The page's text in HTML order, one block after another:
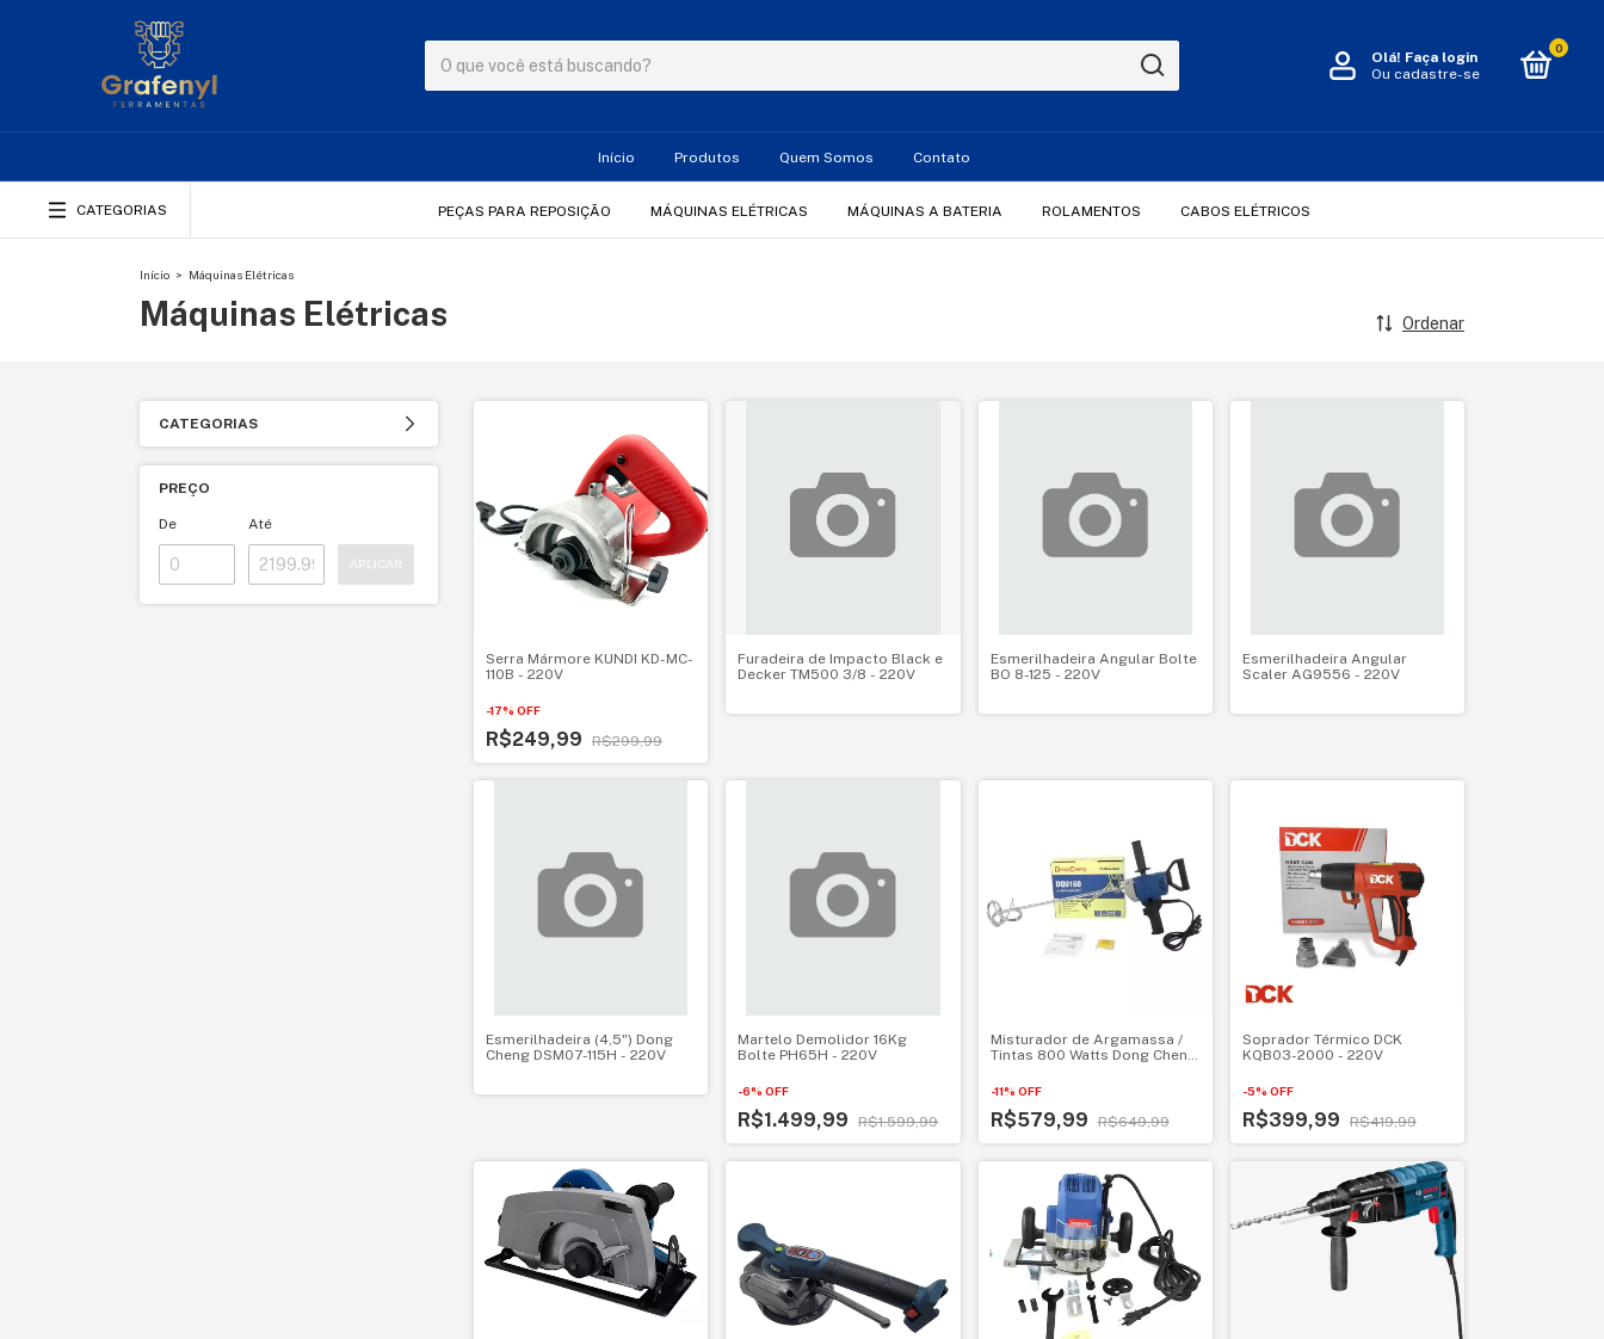
Olá! Faça login
Ou cadastre-se
0
Início Produtos Quem Somos Contato
CATEGORIAS PEÇAS PARA REPOSIÇÃO MÁQUINAS ELÉTRICAS MÁQUINAS A BATERIA ROLAMENTOS CABOS ELÉTRICOS
Início > Máquinas Elétricas
Máquinas Elétricas Ordenar
CATEGORIAS
PREÇO
De Até
Serra Mármore KUNDI KD-MC-
110B - 220V
-17% OFF
R$249,99 R$299,99
Furadeira de Impacto Black e
Decker TM500 3/8 - 220V
Esmerilhadeira Angular Bolte
BO 8-125 - 220V
Esmerilhadeira Angular
Scaler AG9556 - 220V
Esmerilhadeira (4,5") Dong
Cheng DSM07-115H - 220V
Martelo Demolidor 16Kg
Bolte PH65H - 220V
-6%OFF
R$1.499,99 R$1.599,99
Misturador de Argamassa /
Tintas 800 Watts Dong Cheng
-11% OFF
R$579,99 R$649,99
Soprador Térmico DCK
KQB03-2000 - 220V
-5% OFF
R$399,99 R$419,99